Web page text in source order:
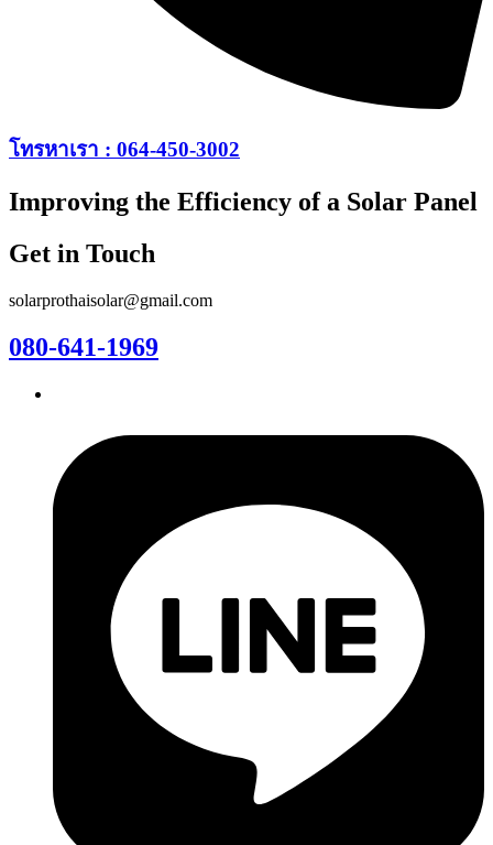
โทรหาเรา : 064-450-3002
Improving the Efficiency of a Solar Panel
Get in Touch
solarprothaisolar@gmail.com
080-641-1969